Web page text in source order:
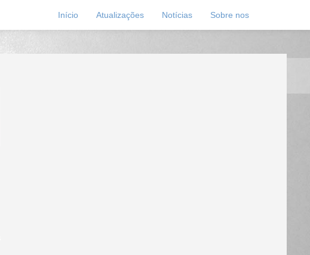
Início Atualizações Notícias Sobre nos